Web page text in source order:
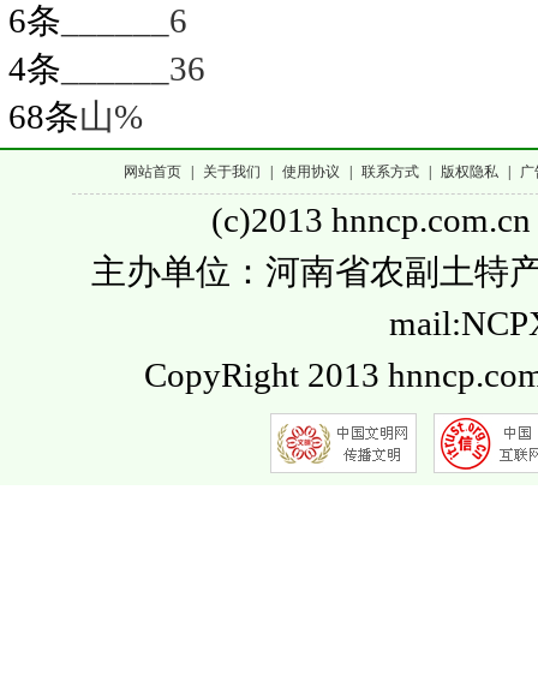
6条 ______6
4条 ______36
68条山%
网站首页 关于我们 使用协议 联系方式 版权隐私 广
(c)2013
主办单位：河南省农副土特
CopyRight 2013